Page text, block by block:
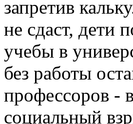
запретив
не сдаст, дети
учебы в
без работы
профессоров -
социальный